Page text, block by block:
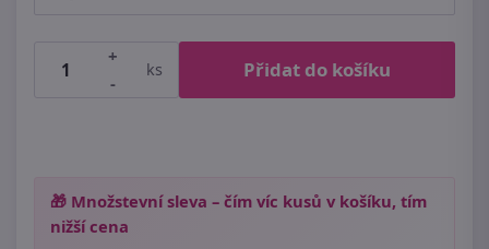
+
-
ks Přidat do košíku
🎁 Množstevní sleva – čím víc kusů v košíku, tím
nižší cena